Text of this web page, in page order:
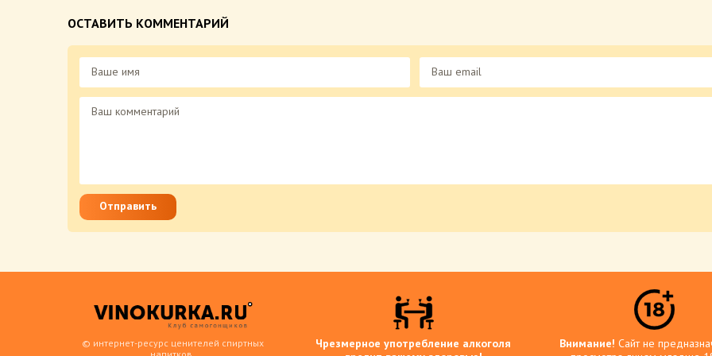
ОСТАВИТЬ КОММЕНТАРИЙ
Отправить
© интернет-ресурс ценителей спиртных
Чрезмерное употребление алкоголя
Внимание! Сайт не